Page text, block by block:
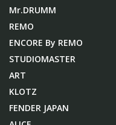
Mr.DRUMM
REMO
ENCORE By REMO
STUDIOMASTER
ART
KLOTZ
FENDER JAPAN